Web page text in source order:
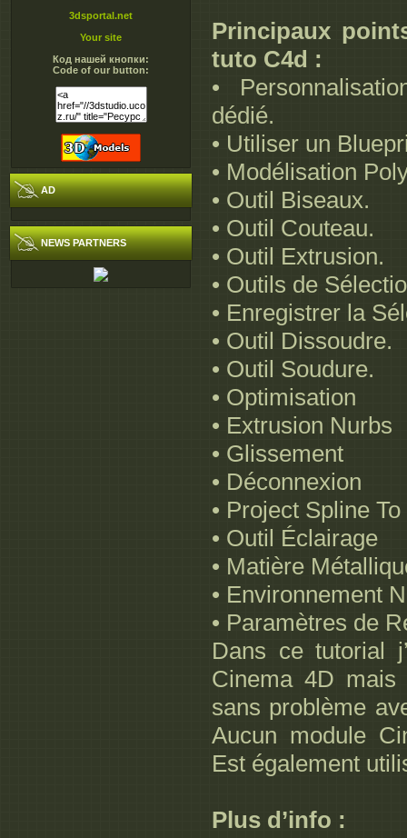
3dsportal.net
Your site
Код нашей кнопки:
Code of our button:
AD
NEWS PARTNERS
Principaux
tuto C4d :
•
dédié.
• Utiliser un
• Modélisation
• Outil Biseaux.
• Outil Couteau.
• Outil Extrusion.
• Outils de
• Enregistrer la
• Outil Dissoudre.
• Outil Soudure.
• Optimisation
• Extrusion Nurbs
• Glissement
• Déconnexion
• Project Spline
• Outil Éclairage
• Matière
• Environnement
• Paramètres de
Dans ce tutorial
Cinema 4D
sans problème
Aucun module
Est également
Plus d’info :